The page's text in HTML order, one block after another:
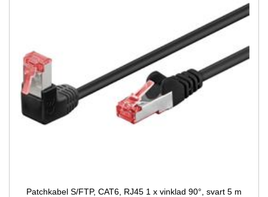
Patchkabel S/FTP, CAT6, RJ45 1 x vinklad 90°, svart 5 m